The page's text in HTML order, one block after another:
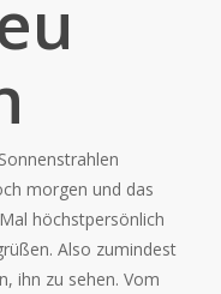
morgen und das
höchstpersönlich
Also zumindest
ihn zu sehen. Vom